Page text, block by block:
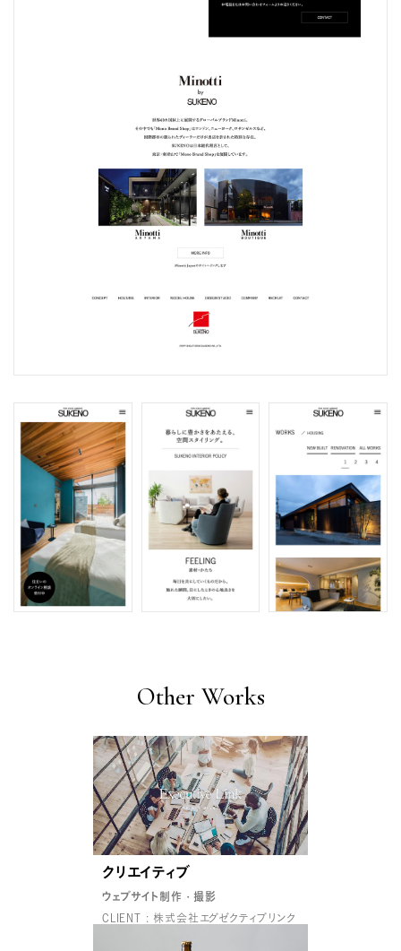
Other Works
クリエイティブ
ウェブサイト制作
撮影
CLIENT : 株式会社エグゼクティブリンク